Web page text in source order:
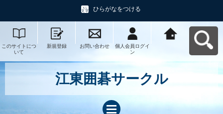
ひらがなをつける
このサイトにつ
いて
新規登録 お問い合わせ
個人会員ログイ
ン
ゅネット」へ戻
江東囲碁サークル